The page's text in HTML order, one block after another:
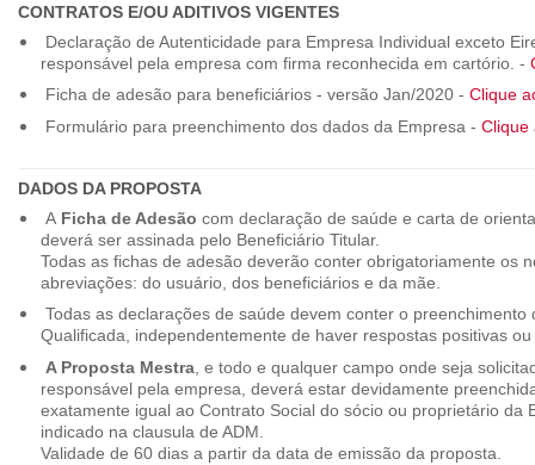
CONTRATOS E/OU ADITIVOS VIGENTES
Declaração de Autenticidade para Empresa Individual exceto
responsável pela empresa com firma reconhecida em cartório. -
Ficha de adesão para beneficiários - versão Jan/2020 - Clique
Formulário para preenchimento dos dados da Empresa - Clique
DADOS DA PROPOSTA
A Ficha de Adesão com declaração de saúde e carta de
deverá ser assinada pelo Beneficiário Titular.
Todas as fichas de adesão deverão conter obrigatoriamente os
abreviações: do usuário, dos beneficiários e da mãe.
Todas as declarações de saúde devem conter o preenchimento
Qualificada, independentemente de haver respostas positivas ou
A Proposta Mestra, e todo e qualquer campo onde seja
responsável pela empresa, deverá estar devidamente
exatamente igual ao Contrato Social do sócio ou proprietário da
indicado na clausula de ADM.
Validade de 60 dias a partir da data de emissão da proposta.